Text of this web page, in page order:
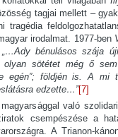
tagjai mellett –
tragédia
irodalmat. 1977-ben
„…Ady bénulásos szája
olyan sötétet még ő
egén”; földjén is. A mi
edzette…”[7]
való
csempészése a
A Trianon-